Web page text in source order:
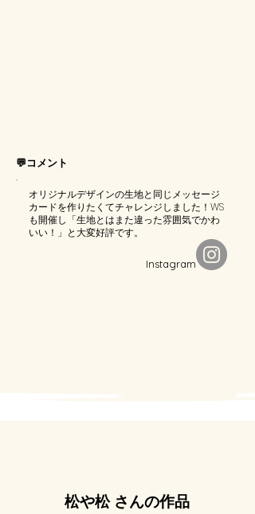
💬コメント
オリジナルデザインの生地と同じメッセージ
カードを作りたくてチャレンジしました！WS
も開催し「生地とはまた違った雰囲気でかわ
いい！」と大変好評です。
​Instagram
松や松 さんの作品